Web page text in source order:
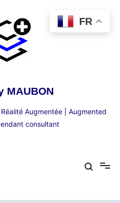
MAUBON
Augmentée | Augmented
consultant
FR